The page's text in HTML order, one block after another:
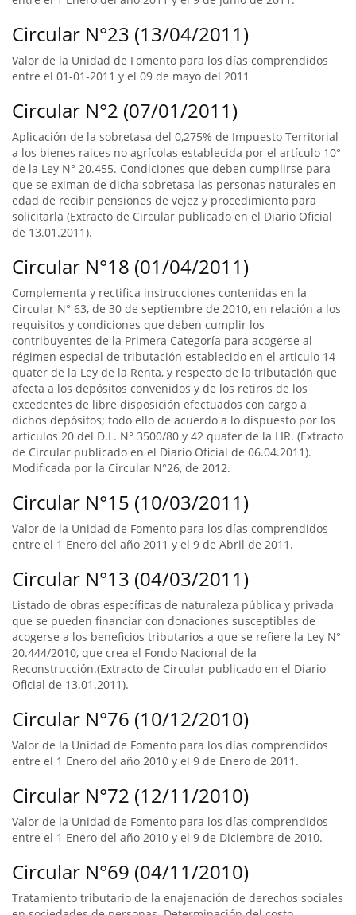
Circular N°23 (13/04/2011)
Valor de la Unidad de Fomento para los días comprendidos
entre el 01-01-2011 y el 09 de mayo del 2011
Circular N°2 (07/01/2011)
Aplicación de la sobretasa del 0,275% de Impuesto Territorial
a los bienes raices no agrícolas establecida por el artículo 10°
de la Ley N° 20.455. Condiciones que deben cumplirse para
que se eximan de dicha sobretasa las personas naturales en
edad de recibir pensiones de vejez y procedimiento para
solicitarla (Extracto de Circular publicado en el Diario Oficial
de 13.01.2011).
Circular N°18 (01/04/2011)
Complementa y rectifica instrucciones contenidas en la
Circular N° 63, de 30 de septiembre de 2010, en relación a los
requisitos y condiciones que deben cumplir los
contribuyentes de la Primera Categoría para acogerse al
régimen especial de tributación establecido en el articulo 14
quater de la Ley de la Renta, y respecto de la tributación que
afecta a los depósitos convenidos y de los retiros de los
excedentes de libre disposición efectuados con cargo a
dichos depósitos; todo ello de acuerdo a lo dispuesto por los
artículos 20 del D.L. N° 3500/80 y 42 quater de la LIR. (Extracto
de Circular publicado en el Diario Oficial de 06.04.2011).
Modificada por la Circular N°26, de 2012.
Circular N°15 (10/03/2011)
Valor de la Unidad de Fomento para los días comprendidos
entre el 1 Enero del año 2011 y el 9 de Abril de 2011.
Circular N°13 (04/03/2011)
Listado de obras específicas de naturaleza pública y privada
que se pueden financiar con donaciones susceptibles de
acogerse a los beneficios tributarios a que se refiere la Ley N°
20.444/2010, que crea el Fondo Nacional de la
Reconstrucción.(Extracto de Circular publicado en el Diario
Oficial de 13.01.2011).
Circular N°76 (10/12/2010)
Valor de la Unidad de Fomento para los días comprendidos
entre el 1 Enero del año 2010 y el 9 de Enero de 2011.
Circular N°72 (12/11/2010)
Valor de la Unidad de Fomento para los días comprendidos
entre el 1 Enero del año 2010 y el 9 de Diciembre de 2010.
Circular N°69 (04/11/2010)
Tratamiento tributario de la enajenación de derechos sociales